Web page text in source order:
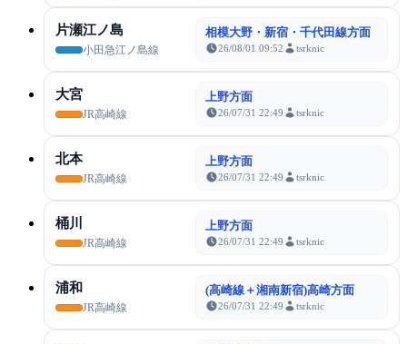
片瀬江ノ島
小田急江ノ島線
相模大野・新宿・千代田線方面
26/08/01 09:52 tsrknic
大宮
JR高崎線
上野方面
26/07/31 22:49 tsrknic
北本
JR高崎線
上野方面
26/07/31 22:49 tsrknic
桶川
JR高崎線
上野方面
26/07/31 22:49 tsrknic
浦和
JR高崎線
(高崎線＋湘南新宿)高崎方面
26/07/31 22:49 tsrknic